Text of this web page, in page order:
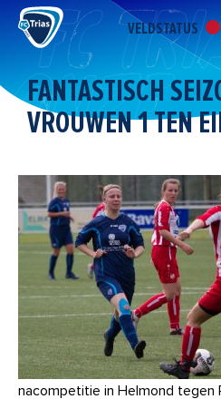
naar
inhoud
VELDSTATUS
FANTASTISCH
VROUWEN 1 TEN
nacompetitie in Helmond tegen